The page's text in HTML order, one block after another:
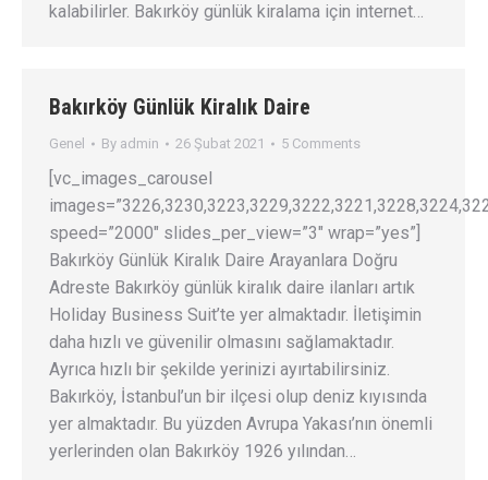
kalabilirler. Bakırköy günlük kiralama için internet…
Bakırköy Günlük Kiralık Daire
Genel By admin 26 Şubat 2021 5 Comments
[vc_images_carousel
speed=”2000″ slides_per_view=”3″ wrap=”yes”]
Bakırköy Günlük Kiralık Daire Arayanlara Doğru
Adreste Bakırköy günlük kiralık daire ilanları artık
Holiday Business Suit’te yer almaktadır. İletişimin
daha hızlı ve güvenilir olmasını sağlamaktadır.
Ayrıca hızlı bir şekilde yerinizi ayırtabilirsiniz.
Bakırköy, İstanbul’un bir ilçesi olup deniz kıyısında
yer almaktadır. Bu yüzden Avrupa Yakası’nın önemli
yerlerinden olan Bakırköy 1926 yılından…